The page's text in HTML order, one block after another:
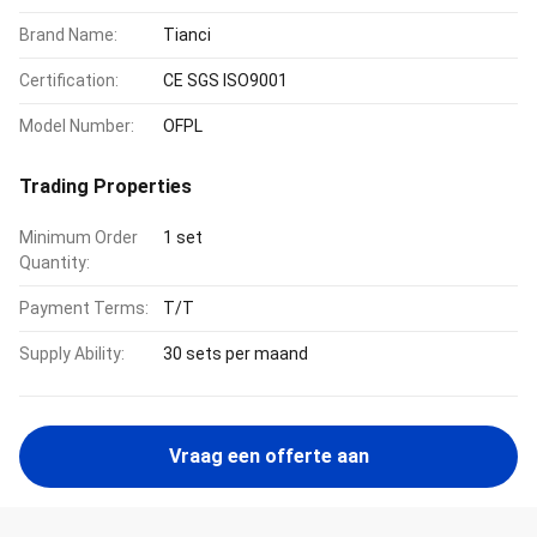
Brand Name: Tianci
Certification: CE SGS ISO9001
Model Number: OFPL
Trading Properties
Minimum Order
Quantity:
1 set
Payment Terms: T/T
Supply Ability: 30 sets per maand
Vraag een offerte aan